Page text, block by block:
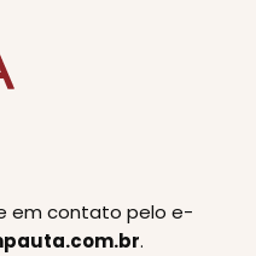
em contato pelo e-
.